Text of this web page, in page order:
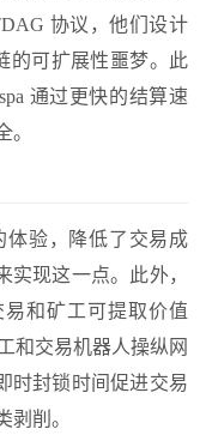
协议，他们设计
的可扩展性噩梦。此
通过更快的结算速
。
体验，降低了交易成
实现这一点。此外，
易和矿工可提取价值
和交易机器人操纵网
时封锁时间促进交易
剥削。